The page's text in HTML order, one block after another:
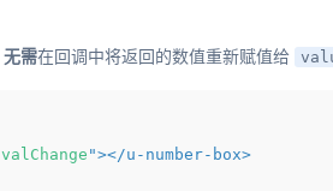
无需在回调中将返回的数值重新赋值给
valChange "></u-number-box>